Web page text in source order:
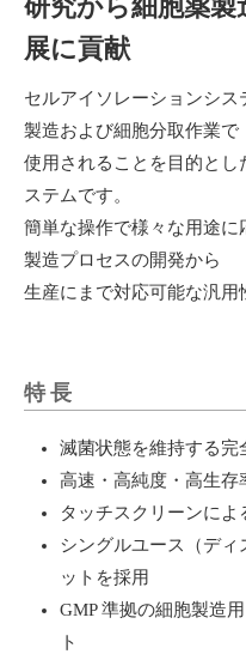
研究から細胞薬
展に貢献
セルアイソレーションシス
製造および細胞分取作業で
使用されることを目的と
ステムです。
簡単な操作で様々な用途に
製造プロセスの開発から
生産にまで対応可能な汎用
特長
滅菌状態を維持する完
高速・高純度・高生存
タッチスクリーンによ
シングルユース（デ
ットを採用
GMP 準拠の細胞製造
ト